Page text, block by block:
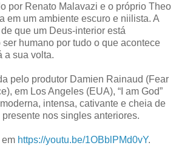
por Renato Malavazi e o próprio Theo
em um ambiente escuro e niilista. A
que um Deus-interior está
humano por tudo o que acontece
a sua volta.
pelo produtor Damien Rainaud (Fear
em Los Angeles (EUA), “I am God”
intensa, cativante e cheia de
nos singles anteriores.
https://youtu.be/1OBblPMd0vY.